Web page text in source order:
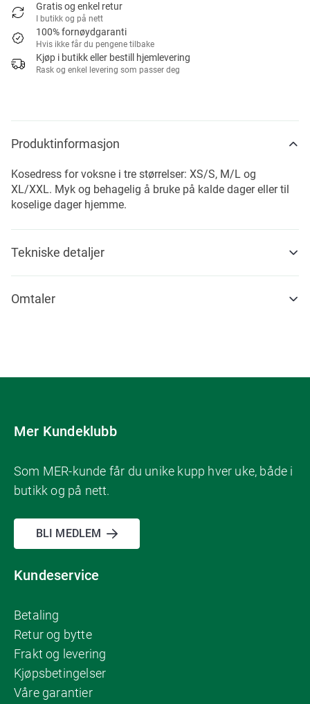
Gratis og enkel retur
I butikk og på nett
100% fornøydgaranti
Hvis ikke får du pengene tilbake
Kjøp i butikk eller bestill hjemlevering
Rask og enkel levering som passer deg
Produktinformasjon
Kosedress for voksne i tre størrelser: XS/S, M/L og
XL/XXL. Myk og behagelig å bruke på kalde dager eller til
koselige dager hjemme.
Tekniske detaljer
Omtaler
Mer Kundeklubb
Som MER-kunde får du unike kupp hver uke, både i
butikk og på nett.
BLI MEDLEM
Kundeservice
Betaling
Retur og bytte
Frakt og levering
Kjøpsbetingelser
Våre garantier